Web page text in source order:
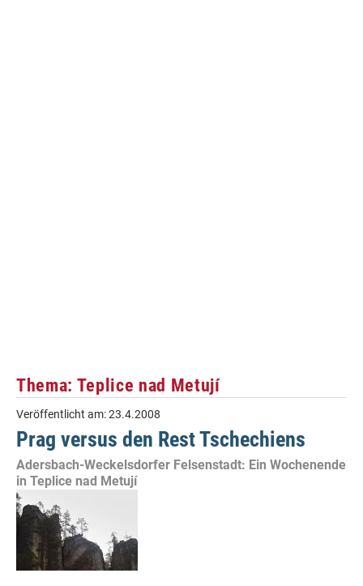
Thema: Teplice nad Metují
Veröffentlicht am:23.4.2008
Prag versus den Rest Tschechiens
Adersbach-Weckelsdorfer Felsenstadt: Ein Wochenende
in Teplice nad Metují